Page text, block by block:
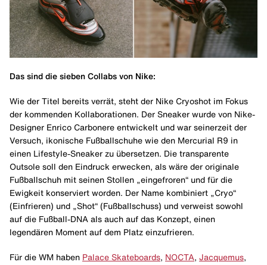
Das sind die sieben Collabs von Nike:
Wie der Titel bereits verrät, steht der Nike Cryoshot im Fokus
der kommenden Kollaborationen. Der Sneaker wurde von Nike-
Designer Enrico Carbonere entwickelt und war seinerzeit der
Versuch, ikonische Fußballschuhe wie den Mercurial R9 in
einen Lifestyle-Sneaker zu übersetzen. Die transparente
Outsole soll den Eindruck erwecken, als wäre der originale
Fußballschuh mit seinen Stollen „eingefroren“ und für die
Ewigkeit konserviert worden. Der Name kombiniert „Cryo“
(Einfrieren) und „Shot“ (Fußballschuss) und verweist sowohl
auf die Fußball-DNA als auch auf das Konzept, einen
legendären Moment auf dem Platz einzufrieren.
Für die WM haben Palace Skateboards NOCTA Jacquemus